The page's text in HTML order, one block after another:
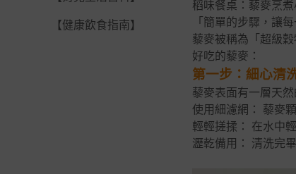
【健康飲食指南】
稻味餐桌：藜麥烹
「簡單的步驟，讓
藜麥被稱為「超級
好吃的藜麥：
第一步：細心清
藜麥表面有一層天
使用細濾網： 藜麥
輕輕搓揉： 在水中
瀝乾備用： 清洗完